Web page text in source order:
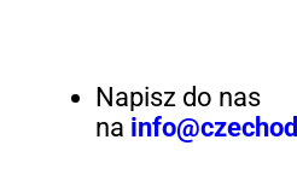
Napisz do nas
na